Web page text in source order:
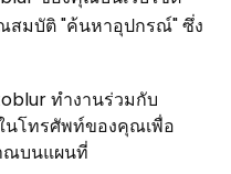
สมบัติ "ค้นหาอุปกรณ์" ซึ่ง
ทำงานร่วมกับ
นโทรศัพท์ของคุณเพื่อ
ณบนแผนที่